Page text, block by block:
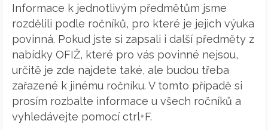
Informace k jednotlivým předmětům jsme
rozdělili podle ročníků, pro které je jejich výuka
povinná. Pokud jste si zapsali i další předměty z
nabídky OFIŽ, které pro vás povinné nejsou,
určitě je zde najdete také, ale budou třeba
zařazené k jinému ročníku. V tomto případě si
prosím rozbalte informace u všech ročníků a
vyhledávejte pomocí ctrl+F.